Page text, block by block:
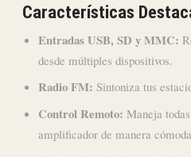
Características
Entradas USB, SD y MMC:
desde múltiples dispositivos.
Radio FM: Sintoniza tus
Control Remoto: Maneja
amplificador de manera